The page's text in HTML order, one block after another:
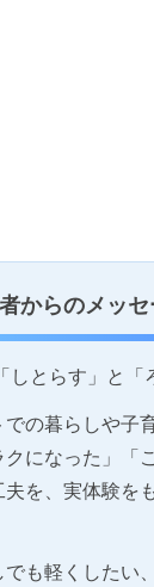
からのメッ
とらす」と「
の暮らしや子
クになった」「
夫を、実体験を
も軽くしたい